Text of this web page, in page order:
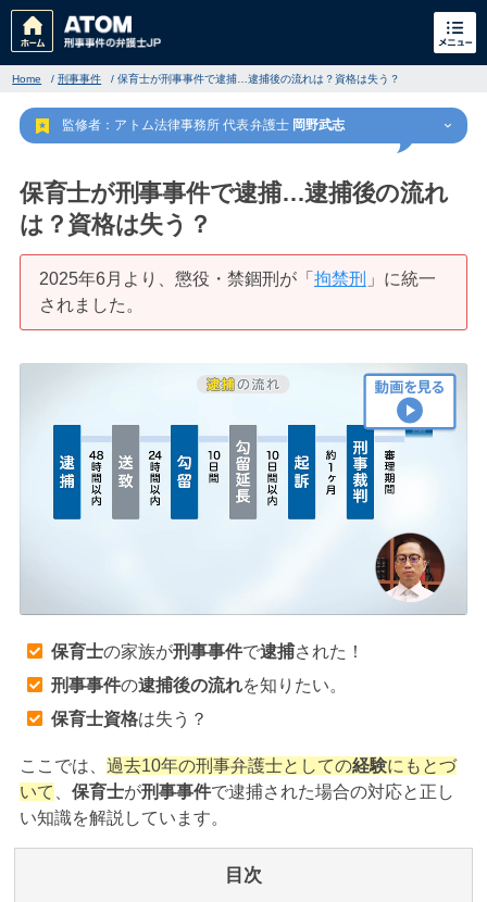
刑事事件 でお困りの方
刑事事件の無料相談
家族が逮捕された方はこちら
刑事事件の記事一覧
弁護士費用
アクセス
解決実績
ご依頼者からのお手紙
Home /刑事事件 /保育士が刑事事件で逮捕…逮捕後の流れは？資格は失う？
監修者：アトム法律事務所 代表弁護士 岡野武志
保育士が刑事事件で逮捕…逮捕後の流れ
は？資格は失う？
2025年6月より、懲役・禁錮刑が「 拘禁刑 」に統一
されました。
保育士の家族が刑事事件で逮捕された！
刑事事件の逮捕後の流れを知りたい。
保育士資格は失う？
ここでは、 過去10年の刑事弁護士としての経験にもとづ
いて
保育士が刑事事件で逮捕された場合の対応と正し
い知識を解説しています。
目次